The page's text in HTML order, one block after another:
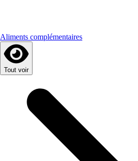
Aliments complémentaires
Tout voir